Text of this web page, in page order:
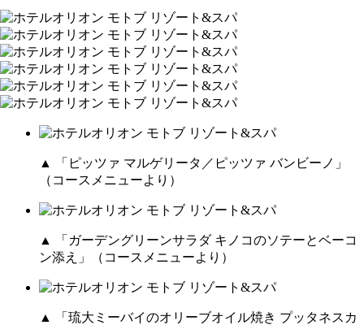
▲ 「ピッツァ マルゲリータ／ピッツァ バンビーノ」
（コースメニューより）
▲ 「ガーデングリーンサラダ キノコのソテーとベーコ
ン添え」（コースメニューより）
▲ 「琉大ミーバイのオリーブオイル焼き プッタネスカ